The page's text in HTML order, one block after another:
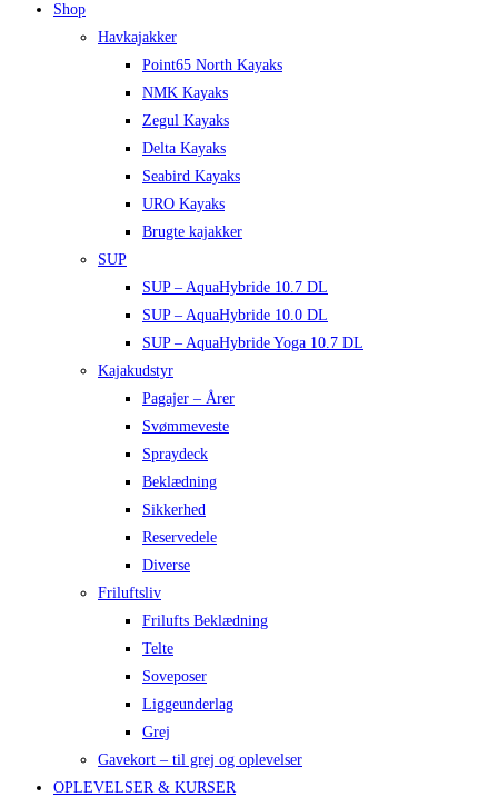
Shop
Havkajakker
Point65 North Kayaks
NMK Kayaks
Zegul Kayaks
Delta Kayaks
Seabird Kayaks
URO Kayaks
Brugte kajakker
SUP
SUP – AquaHybride 10.7 DL
SUP – AquaHybride 10.0 DL
SUP – AquaHybride Yoga 10.7 DL
Kajakudstyr
Pagajer – Årer
Svømmeveste
Spraydeck
Beklædning
Sikkerhed
Reservedele
Diverse
Friluftsliv
Frilufts Beklædning
Telte
Soveposer
Liggeunderlag
Grej
Gavekort – til grej og oplevelser
OPLEVELSER & KURSER